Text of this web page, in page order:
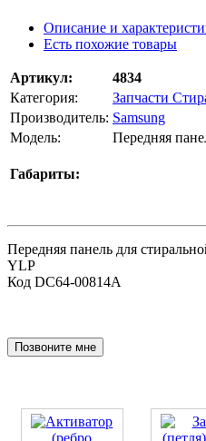
Описание и
Есть похожие товары
Артикул:
4834
Категория:
Запчасти
Производитель: Samsung
Модель:
Передняя
Габариты:
Передняя панель для
YLP
Код DC64-00814A
Позвоните мне